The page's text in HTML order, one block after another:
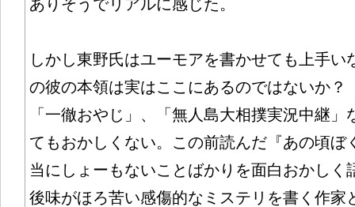
ありそうでリアルに感じた。
しかし東野氏はユーモアを書かせても上手い
の彼の本領は実はここにあるのではないか？
「一徹おやじ」、「無人島大相撲実況中継
てもおかしくない。この前読んだ『あの頃ぼ
当にしょーもないことばかりを面白おかしく
後味がほろ苦い感傷的なミステリを書く作家